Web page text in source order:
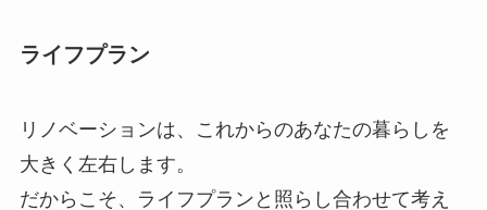
ライフプラン
リノベーションは、これからのあなたの暮らしを
大きく左右します。
だからこそ、ライフプランと照らし合わせて考え